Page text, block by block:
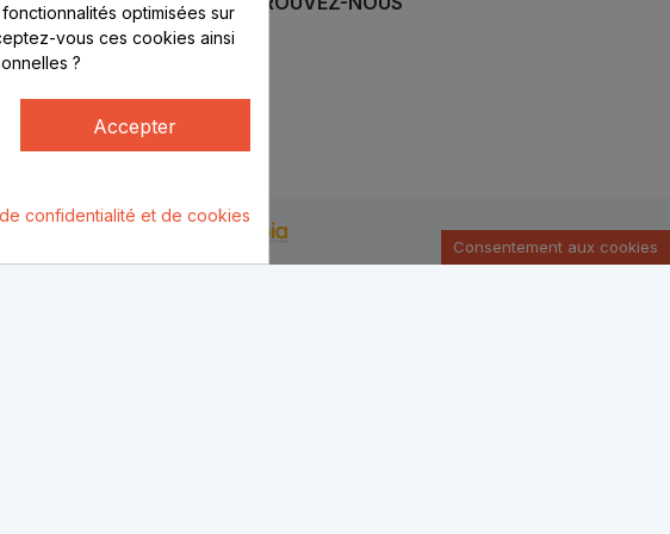
:
sur Rendez-
optimisées sur
vous ces cookies ainsi
?
Accepter
confidentialité et de cookies
Consentement aux cookies